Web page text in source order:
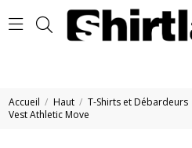
Accueil Haut T-Shirts et Débardeurs
Vest Athletic Move